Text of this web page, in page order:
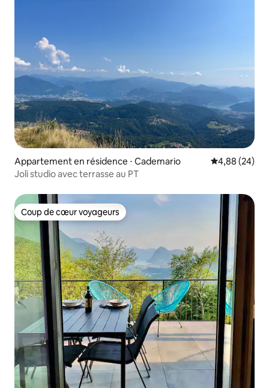
Appartement en résidence ⋅ Cademario Évaluation
4,88 (24)
Joli studio avec terrasse au PT
Coup de cœur voyageurs
Coup de cœur voyageurs